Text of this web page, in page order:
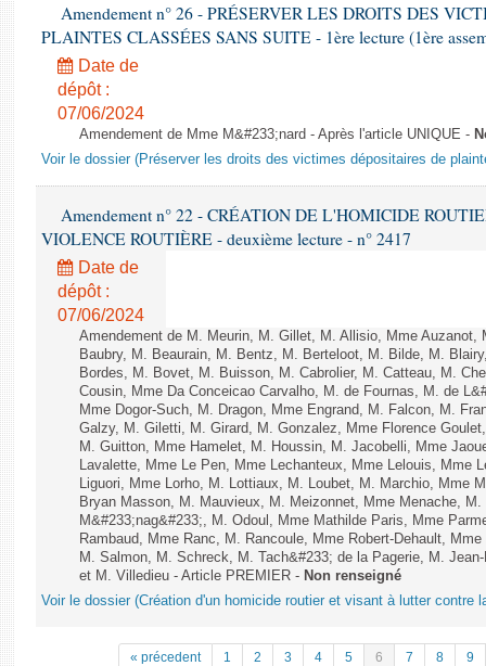
Amendement n° 26 - PRÉSERVER LES DROITS DES
PLAINTES CLASSÉES SANS SUITE - 1ère lecture (1ère
Date de
dépôt :
07/06/2024
Amendement de Mme M&#233;nard - Après l'article UNIQUE -
Voir le dossier (Préserver les droits des victimes dépositaires de
Amendement n° 22 - CRÉATION DE L'HOMICIDE
VIOLENCE ROUTIÈRE - deuxième lecture - n° 2417
Date de
dépôt :
07/06/2024
Amendement de M. Meurin, M. Gillet, M. Allisio, Mme Auzanot,
Baubry, M. Beaurain, M. Bentz, M. Berteloot, M. Bilde, M.
Bordes, M. Bovet, M. Buisson, M. Cabrolier, M. Catteau, M.
Cousin, Mme Da Conceicao Carvalho, M. de Fournas, M. de
Mme Dogor-Such, M. Dragon, Mme Engrand, M. Falcon, M.
Galzy, M. Giletti, M. Girard, M. Gonzalez, Mme Florence
M. Guitton, Mme Hamelet, M. Houssin, M. Jacobelli, Mme
Lavalette, Mme Le Pen, Mme Lechanteux, Mme Lelouis, Mme
Liguori, Mme Lorho, M. Lottiaux, M. Loubet, M. Marchio, Mme
Bryan Masson, M. Mauvieux, M. Meizonnet, Mme Menache,
M&#233;nag&#233;, M. Odoul, Mme Mathilde Paris, Mme
Rambaud, Mme Ranc, M. Rancoule, Mme Robert-Dehault,
M. Salmon, M. Schreck, M. Tach&#233; de la Pagerie, M.
et M. Villedieu - Article PREMIER - Non renseigné
Voir le dossier (Création d'un homicide routier et visant à lutter contre
« précedent 1 2 3 4 5 6 7 8 9